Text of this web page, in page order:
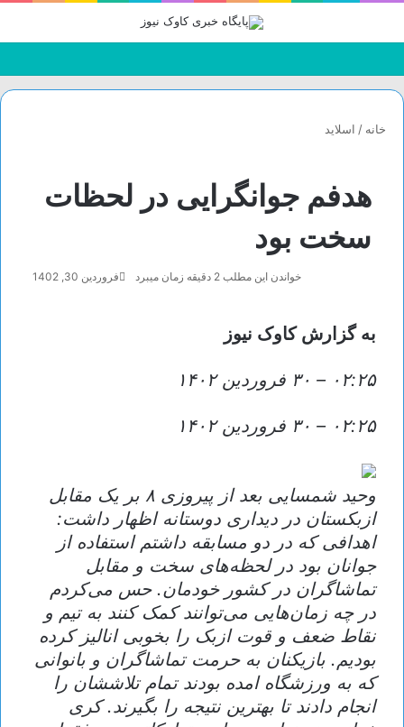
خانه / اسلاید
هدفم جوانگرایی در لحظات
سخت بود
فروردین 30, 1402 خواندن این مطلب 2 دقیقه زمان میبرد
به گزارش کاوک نیوز
۰۲:۲۵ – ۳۰ فروردين ۱۴۰۲
۰۲:۲۵ – ۳۰ فروردين ۱۴۰۲
وحید شمسایی بعد از پیروزی ۸ بر یک مقابل
ازبکستان در دیداری دوستانه اظهار داشت:
اهدافی که در دو مسابقه داشتم استفاده از
جوانان بود در لحظه‌های سخت و مقابل
تماشاگران در کشور خودمان. حس می‌کردم
در چه زمان‌هایی می‌توانند کمک کنند به تیم و
نقاط ضعف و قوت ازبک را بخوبی انالیز کرده
بودیم. بازیکنان به حرمت تماشاگران و بانوانی
که به ورزشگاه امده بودند تمام تلاششان را
انجام دادند تا بهترین نتیجه را بگیرند. کری